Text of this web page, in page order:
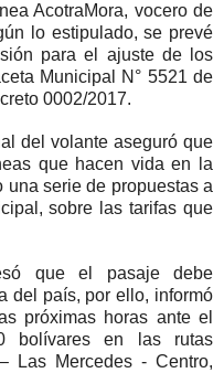
AcotraMora, vocero de
lo estipulado, se prevé
para el ajuste de los
Municipal N° 5521 de
0002/2017.
del volante aseguró que
que hacen vida en la
serie de propuestas a
sobre las tarifas que
que el pasaje debe
del país, por ello, informó
próximas horas ante el
bolívares en las rutas
Las Mercedes - Centro,